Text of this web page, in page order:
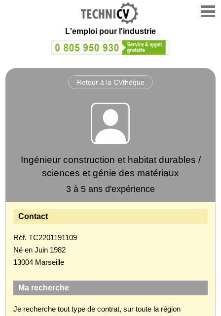
L'emploi pour l'industrie
Retour à la CVthèque
Ingénieur construction et habitat durables /
sciences et génie des matériaux
3 à 5 ans d'expérience
Contact
Réf. TC2201191109
Né en Juin 1982
13004 Marseille
Ma recherche
Je recherche tout type de contrat, sur toute la région